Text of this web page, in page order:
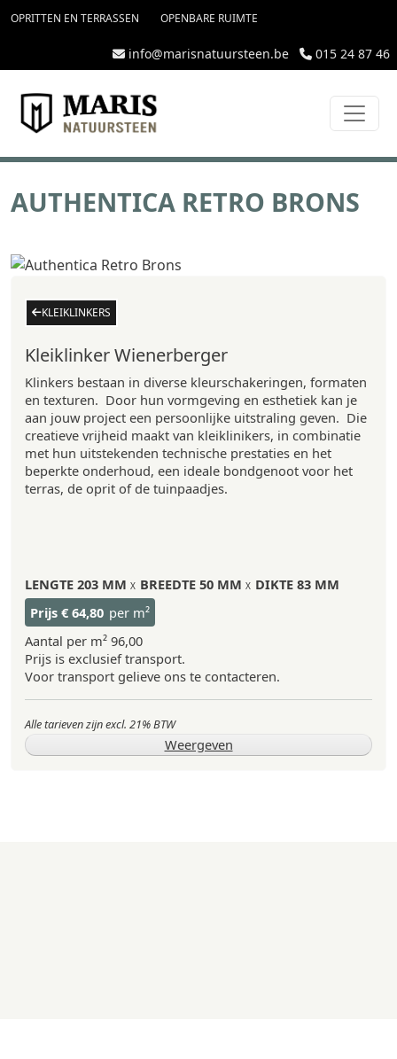
Overslaan en naar de inhoud gaan
topmenu
OPRITTEN EN TERRASSEN OPENBARE RUIMTE
info@marisnatuursteen.be 015 24 87 46
AUTHENTICA RETRO BRONS
KLEIKLINKERS
Kleiklinker Wienerberger
Klinkers bestaan in diverse kleurschakeringen, formaten
en texturen. Door hun vormgeving en esthetiek kan je
aan jouw project een persoonlijke uitstraling geven. Die
creatieve vrijheid maakt van kleiklinikers, in combinatie
met hun uitstekenden technische prestaties en het
beperkte onderhoud, een ideale bondgenoot voor het
terras, de oprit of de tuinpaadjes.
LENGTE 203 MM BREEDTE 50 MM DIKTE 83 MM
Prijs € 64,80 per m²
Aantal per m² 96,00
Prijs is exclusief transport.
Voor transport gelieve ons te contacteren.
Alle tarieven zijn excl. 21% BTW
Weergeven